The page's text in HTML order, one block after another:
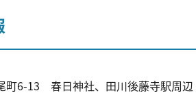
6-13 春日神社、田川後藤寺駅周辺